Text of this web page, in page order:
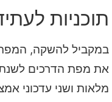
תוכניות